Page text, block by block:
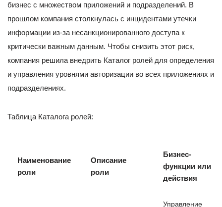
бизнес с множеством приложений и подразделений. В
прошлом компания столкнулась с инцидентами утечки
информации из-за несанкционированного доступа к
критически важным данным. Чтобы снизить этот риск,
компания решила внедрить Каталог ролей для определения
и управления уровнями авторизации во всех приложениях и
подразделениях.
Таблица Каталога ролей:
Наименование
роли
Описание
роли
Бизнес-
функции или
действия
Управление